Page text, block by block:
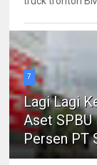
7
Lagi Lagi
Aset
Persen PT